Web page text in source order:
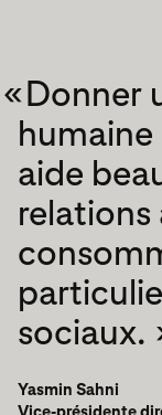
«Donner
humaine
aide
relations
sociaux.
Yasmin Sahni